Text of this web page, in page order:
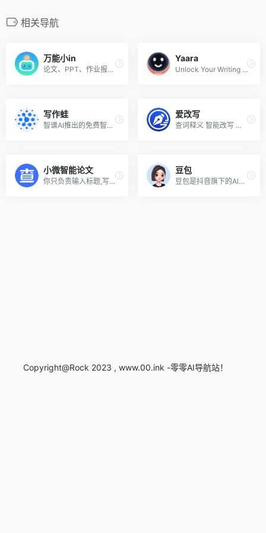
相关导航
万能小in
论文、PPT、作业报告,只需要一键,万能小in就能帮你完成~还有更多Al助手等你解锁!
Yaara
Unlock Your Writing Potential
写作蛙
智谱AI推出的免费智能写作工具
爱改写
查词释义 智能改写 原创度检测 文稿纠错
小微智能论文
你只负责输入标题,写论文的这100小时,小微来帮你节省
豆包
豆包是抖音旗下的Al产品,帮助自媒体/上班族/生等人群提高工作效率.
Copyright@Rock 2023 , www.00.ink -零零AI导航站！